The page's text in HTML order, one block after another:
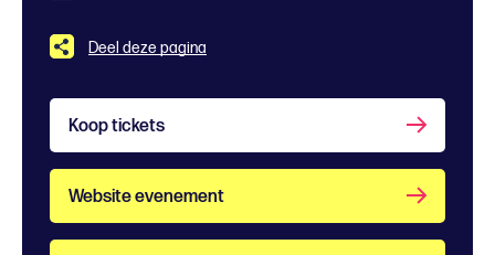
Deel deze pagina
Koop tickets
Website evenement